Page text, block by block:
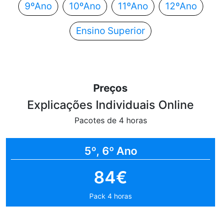
9ºAno 10ºAno 11ºAno 12ºAno
Ensino Superior
Preços
Explicações Individuais Online
Pacotes de 4 horas
5º, 6º Ano
84€
Pack 4 horas